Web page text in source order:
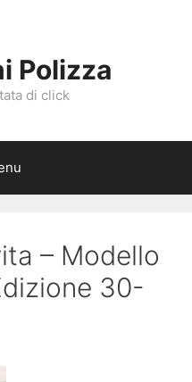
Polizza
di click
– Modello
30-